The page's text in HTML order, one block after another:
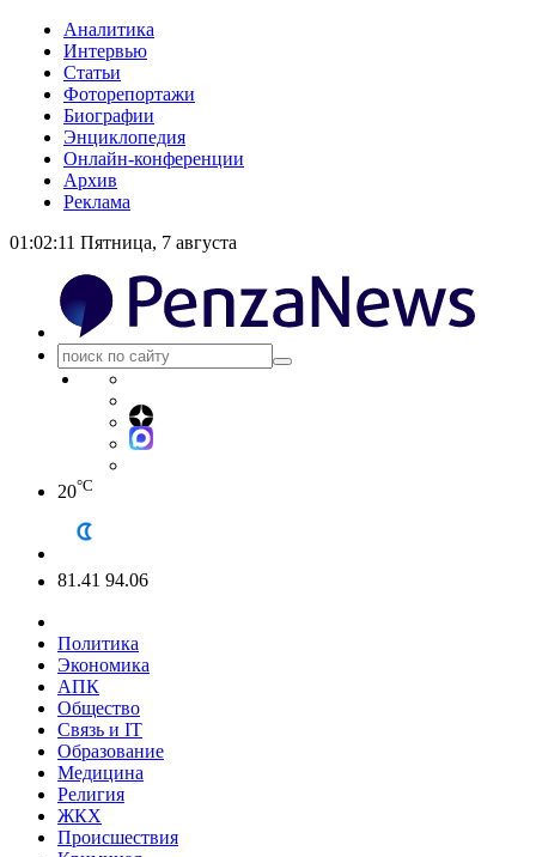
Аналитика
Интервью
Статьи
Фоторепортажи
Биографии
Энциклопедия
Онлайн-конференции
Архив
Реклама
01:02:11 Пятница, 7 августа
20°C
81.41 94.06
Политика
Экономика
АПК
Общество
Связь и IT
Образование
Медицина
Религия
ЖКХ
Происшествия